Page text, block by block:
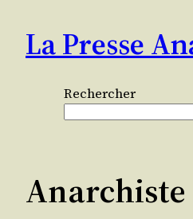
contenu
La Presse
Rechercher
Anarchiste